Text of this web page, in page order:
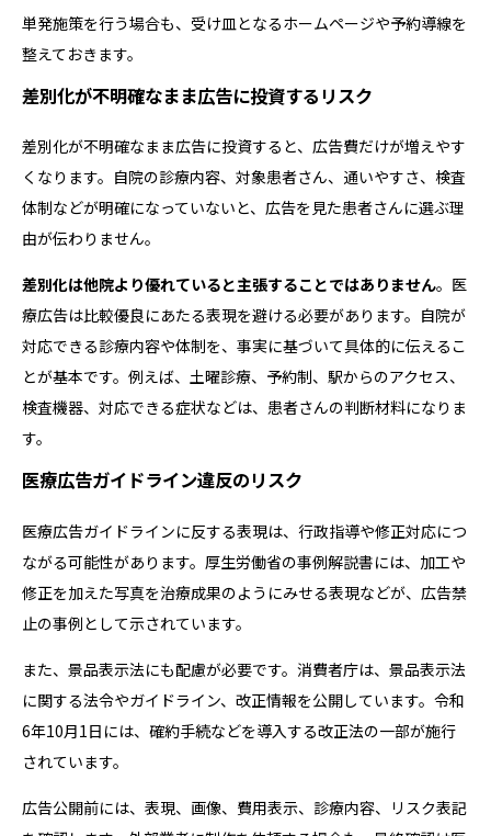
単発施策を行う場合も、受け皿となるホームページや予約導線を
整えておきます。
差別化が不明確なまま広告に投資するリスク
差別化が不明確なまま広告に投資すると、広告費だけが増えやす
くなります。自院の診療内容、対象患者さん、通いやすさ、検査
体制などが明確になっていないと、広告を見た患者さんに選ぶ理
由が伝わりません。
差別化は他院より優れていると主張することではありません。医
療広告は比較優良にあたる表現を避ける必要があります。自院が
対応できる診療内容や体制を、事実に基づいて具体的に伝えるこ
とが基本です。例えば、土曜診療、予約制、駅からのアクセス、
検査機器、対応できる症状などは、患者さんの判断材料になりま
す。
医療広告ガイドライン違反のリスク
医療広告ガイドラインに反する表現は、行政指導や修正対応につ
ながる可能性があります。厚生労働省の事例解説書には、加工や
修正を加えた写真を治療成果のようにみせる表現などが、広告禁
止の事例として示されています。
また、景品表示法にも配慮が必要です。消費者庁は、景品表示法
に関する法令やガイドライン、改正情報を公開しています。令和
6年10月1日には、確約手続などを導入する改正法の一部が施行
されています。
広告公開前には、表現、画像、費用表示、診療内容、リスク表記